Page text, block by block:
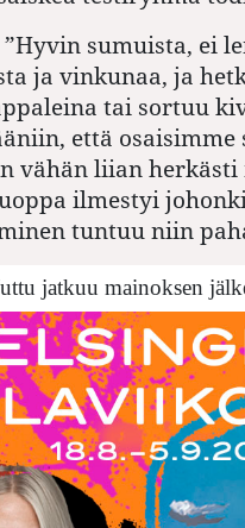
”Hyvin sumuista, ei
ja vinkunaa, ja
tai sortuu
että
vähän liian
ilmestyi
tuntuu niin
jatkuu mainoksen